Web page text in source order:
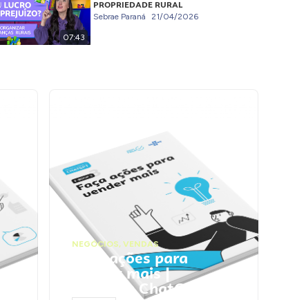
07:43
PROPRIEDADE RURAL
Sebrae Paraná 21/04/2026
NEGÓCIOS, VENDAS
Faça ações para
vender mais |
Prompts ChatGPT